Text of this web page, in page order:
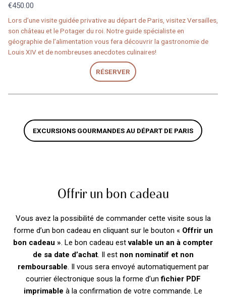
€450.00
Lors d’une visite guidée privative au départ de Paris, visitez Versailles,
son château et le Potager du roi. Notre guide spécialiste en
géographie de l’alimentation vous fera découvrir la gastronomie de
Louis XIV et de nombreuses anecdotes culinaires!
RÉSERVER
EXCURSIONS GOURMANDES AU DÉPART DE PARIS
Offrir un bon cadeau
Vous avez la possibilité de commander cette visite sous la
forme d’un bon cadeau en cliquant sur le bouton « Offrir un
bon cadeau ». Le bon cadeau estvalable un an à compter
de sa date d’achat. Il est non nominatif et non
remboursable. Il vous sera envoyé automatiquement par
courrier électronique sous la forme d’unfichier PDF
imprimable à la confirmation de votre commande. Le